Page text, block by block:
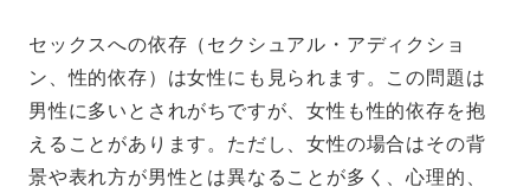
セックスへの依存（セクシュアル・アディクショ
ン、性的依存）は女性にも見られます。この問題は
男性に多いとされがちですが、女性も性的依存を抱
えることがあります。ただし、女性の場合はその背
景や表れ方が男性とは異なることが多く、心理的、